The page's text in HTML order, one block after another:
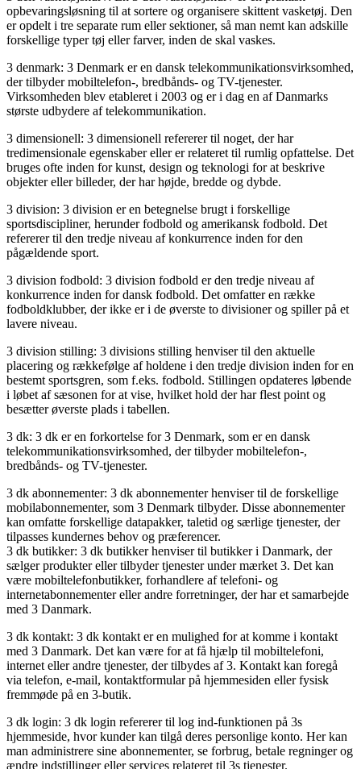
opbevaringsløsning til at sortere og organisere skittent vasketøj. Den
er opdelt i tre separate rum eller sektioner, så man nemt kan adskille
forskellige typer tøj eller farver, inden de skal vaskes.
3 denmark: 3 Denmark er en dansk telekommunikationsvirksomhed,
der tilbyder mobiltelefon-, bredbånds- og TV-tjenester.
Virksomheden blev etableret i 2003 og er i dag en af Danmarks
største udbydere af telekommunikation.
3 dimensionell: 3 dimensionell refererer til noget, der har
tredimensionale egenskaber eller er relateret til rumlig opfattelse. Det
bruges ofte inden for kunst, design og teknologi for at beskrive
objekter eller billeder, der har højde, bredde og dybde.
3 division: 3 division er en betegnelse brugt i forskellige
sportsdiscipliner, herunder fodbold og amerikansk fodbold. Det
refererer til den tredje niveau af konkurrence inden for den
pågældende sport.
3 division fodbold: 3 division fodbold er den tredje niveau af
konkurrence inden for dansk fodbold. Det omfatter en række
fodboldklubber, der ikke er i de øverste to divisioner og spiller på et
lavere niveau.
3 division stilling: 3 divisions stilling henviser til den aktuelle
placering og rækkefølge af holdene i den tredje division inden for en
bestemt sportsgren, som f.eks. fodbold. Stillingen opdateres løbende
i løbet af sæsonen for at vise, hvilket hold der har flest point og
besætter øverste plads i tabellen.
3 dk: 3 dk er en forkortelse for 3 Denmark, som er en dansk
telekommunikationsvirksomhed, der tilbyder mobiltelefon-,
bredbånds- og TV-tjenester.
3 dk abonnementer: 3 dk abonnementer henviser til de forskellige
mobilabonnementer, som 3 Denmark tilbyder. Disse abonnementer
kan omfatte forskellige datapakker, taletid og særlige tjenester, der
tilpasses kundernes behov og præferencer.
3 dk butikker: 3 dk butikker henviser til butikker i Danmark, der
sælger produkter eller tilbyder tjenester under mærket 3. Det kan
være mobiltelefonbutikker, forhandlere af telefoni- og
internetabonnementer eller andre forretninger, der har et samarbejde
med 3 Danmark.
3 dk kontakt: 3 dk kontakt er en mulighed for at komme i kontakt
med 3 Danmark. Det kan være for at få hjælp til mobiltelefoni,
internet eller andre tjenester, der tilbydes af 3. Kontakt kan foregå
via telefon, e-mail, kontaktformular på hjemmesiden eller fysisk
fremmøde på en 3-butik.
3 dk login: 3 dk login refererer til log ind-funktionen på 3s
hjemmeside, hvor kunder kan tilgå deres personlige konto. Her kan
man administrere sine abonnementer, se forbrug, betale regninger og
ændre indstillinger eller services relateret til 3s tjenester.